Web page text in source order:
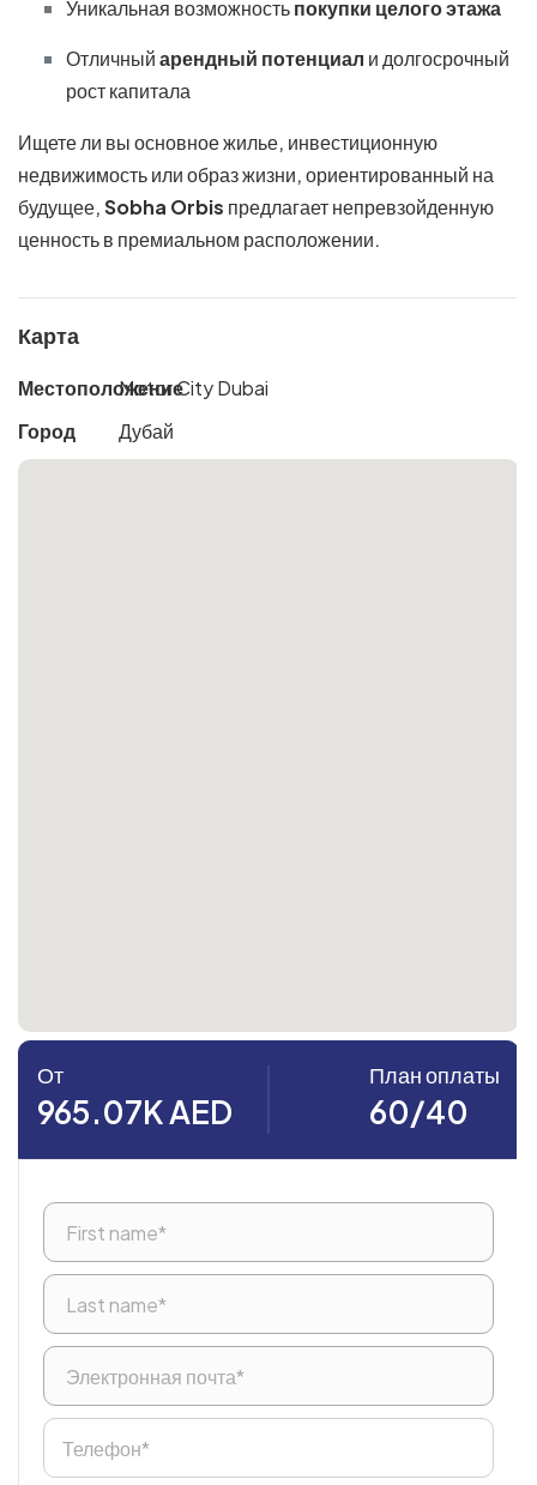
Уникальная возможностьпокупки целого этажа
Отличныйарендный потенциал и долгосрочный
рост капитала
Ищете ли вы основное жилье, инвестиционную
недвижимость или образ жизни, ориентированный на
будущее,Sobha Orbis предлагает непревзойденную
ценность в премиальном расположении.
Карта
МестоположениеMotor City Dubai
Город
Дубай
От
965.07K AED
План оплаты
60/40